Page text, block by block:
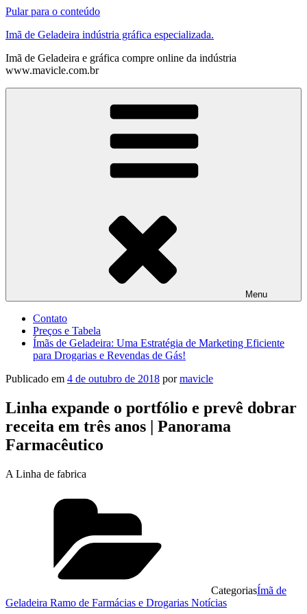
Pular para o conteúdo
Imã de Geladeira indústria gráfica especializada.
Imã de Geladeira e gráfica compre online da indústria
www.mavicle.com.br
Menu
Contato
Preços e Tabela
Ímãs de Geladeira: Uma Estratégia de Marketing Eficiente
para Drogarias e Revendas de Gás!
Publicado em 4 de outubro de 2018 pormavicle
Linha expande o portfólio e prevê dobrar
receita em três anos | Panorama
Farmacêutico
A Linha de fabrica
CategoriasÍmã de
Geladeira Ramo de Farmácias e Drogarias Notícias